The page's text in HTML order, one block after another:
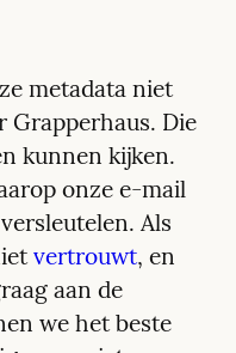
metadata niet
Grapperhaus. Die
kunnen kijken.
onze e-mail
Als
vertrouwt, en
aan de
we het beste